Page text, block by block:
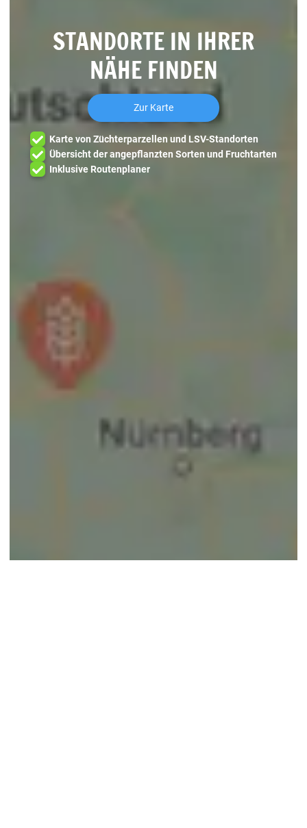
STANDORTE IN IHRER
NÄHE FINDEN
Zur Karte
Karte von Züchterparzellen und LSV-Standorten
Übersicht der angepflanzten Sorten und Fruchtarten
Inklusive Routenplaner